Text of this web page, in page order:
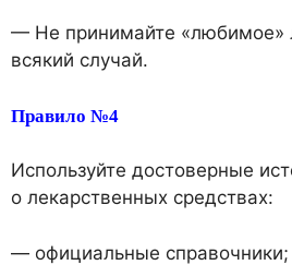
— Не принимайте «любимое»
всякий случай.
Правило №4
Используйте достоверные
о лекарственных средствах:
— официальные справочники;